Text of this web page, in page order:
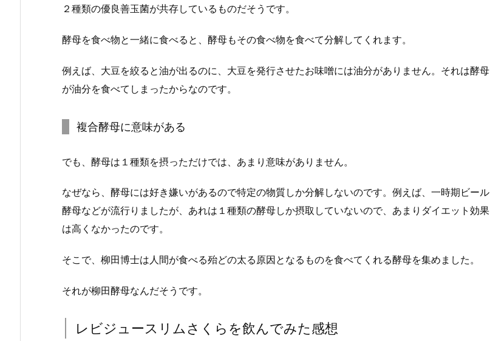
２種類の優良善玉菌が共存しているものだそうです。
酵母を食べ物と一緒に食べると、酵母もその食べ物を食べて分解してくれます。
例えば、大豆を絞ると油が出るのに、大豆を発行させたお味噌には油分がありません。それは酵母
が油分を食べてしまったからなのです。
複合酵母に意味がある
でも、酵母は１種類を摂っただけでは、あまり意味がありません。
なぜなら、酵母には好き嫌いがあるので特定の物質しか分解しないのです。例えば、一時期ビール
酵母などが流行りましたが、あれは１種類の酵母しか摂取していないので、あまりダイエット効果
は高くなかったのです。
そこで、柳田博士は人間が食べる殆どの太る原因となるものを食べてくれる酵母を集めました。
それが柳田酵母なんだそうです。
レビジュースリムさくらを飲んでみた感想